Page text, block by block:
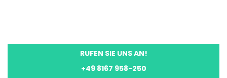
RUFEN SIE UNS AN!
+49 8167 958-250